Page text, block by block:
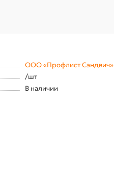
ООО «Профлист Сэндвич»
/шт
В наличии